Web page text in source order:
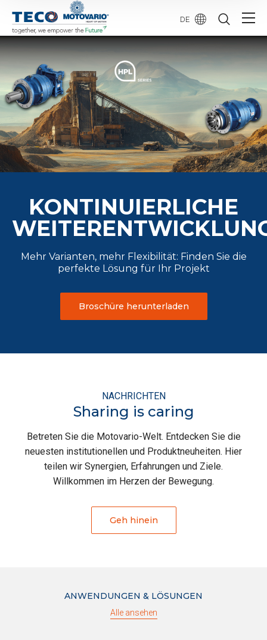
DE
Broschüre herunterladen
KONTINUIERLICHE
Mehr Varianten, mehr Flexibilität: Finden Sie die
perfekte Lösung für Ihr Projekt
Broschüre herunterladen
Mehr erfahren
Erfahren Sie mehr
NACHRICHTEN
Sharing is caring
Betreten Sie die Motovario-Welt. Entdecken Sie die
neuesten institutionellen und Produktneuheiten. Hier
teilen wir Synergien, Erfahrungen und Ziele.
Willkommen im Herzen der Bewegung.
Geh hinein
ANWENDUNGEN & LÖSUNGEN
Alle ansehen